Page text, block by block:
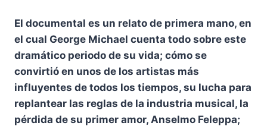
El documental es un relato de primera mano, en
el cual George Michael cuenta todo sobre este
dramático periodo de su vida; cómo se
convirtió en unos de los artistas más
influyentes de todos los tiempos, su lucha para
replantear las reglas de la industria musical, la
pérdida de su primer amor, Anselmo Feleppa;